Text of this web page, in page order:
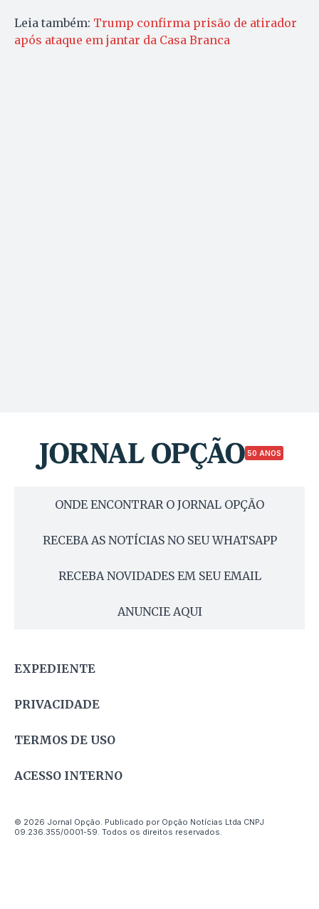
Leia também: Trump confirma prisão de atirador
após ataque em jantar da Casa Branca
50 ANOS
ONDE ENCONTRAR O JORNAL OPÇÃO
RECEBA AS NOTÍCIAS NO SEU WHATSAPP
RECEBA NOVIDADES EM SEU EMAIL
ANUNCIE AQUI
EXPEDIENTE
PRIVACIDADE
TERMOS DE USO
ACESSO INTERNO
© 2026 Jornal Opção. Publicado por Opção Notícias Ltda CNPJ
09.236.355/0001-59. Todos os direitos reservados.